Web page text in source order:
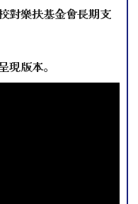
對樂扶基金會長期支
版本。